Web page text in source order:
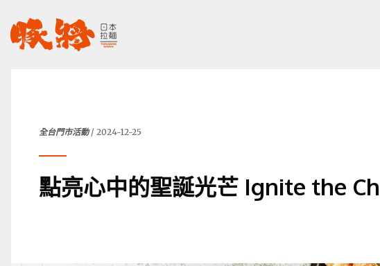
全台門市活動/ 2024-12-25
點亮心中的聖誕光芒 Ignite the